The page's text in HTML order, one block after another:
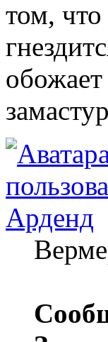
том,
Арденд